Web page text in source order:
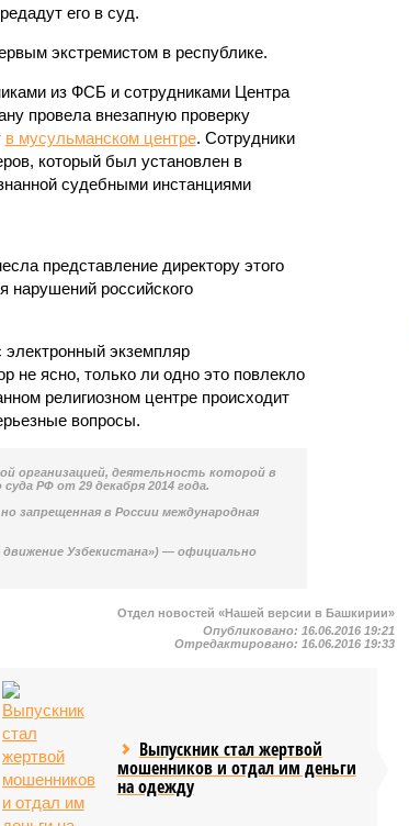
его в суд.
экстремистом в республике.
из ФСБ и сотрудниками Центра
провела внезапную проверку
в мусульманском центре. Сотрудники
который был установлен в
судебными инстанциями
представление директору этого
нарушений российского
экземпляр
не ясно, только ли одно это повлекло
религиозном центре происходит
вопросы.
организацией, деятельность которой в
РФ от 29 декабря 2014 года.
запрещенная в России международная
движение Узбекистана») — официально
Отдел новостей «Нашей версии в Башкирии»
Опубликовано: 16.06.2016 19:21
Отредактировано: 16.06.2016 19:33
Выпускник стал жертвой
мошенников и отдал им деньги
на одежду